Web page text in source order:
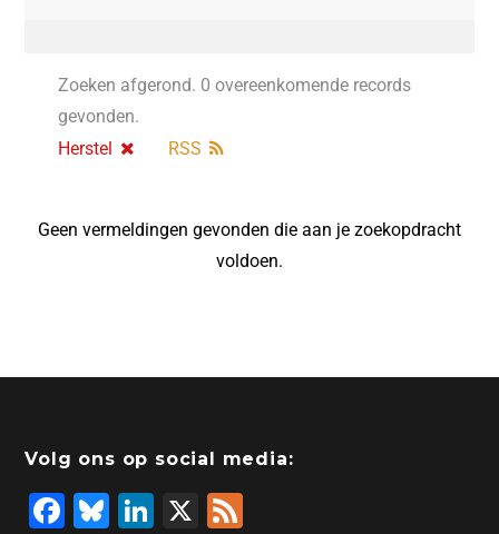
Zoeken afgerond. 0 overeenkomende records
gevonden.
Herstel
RSS
Geen vermeldingen gevonden die aan je zoekopdracht
voldoen.
Volg ons op social media:
F
Bl
Li
X